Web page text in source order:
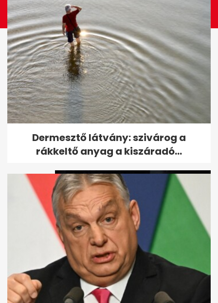
Fotókon Orbán Viktor
találkozása a pápával
Dermesztő látvány: szivárog a
rákkeltő anyag a kiszáradó...